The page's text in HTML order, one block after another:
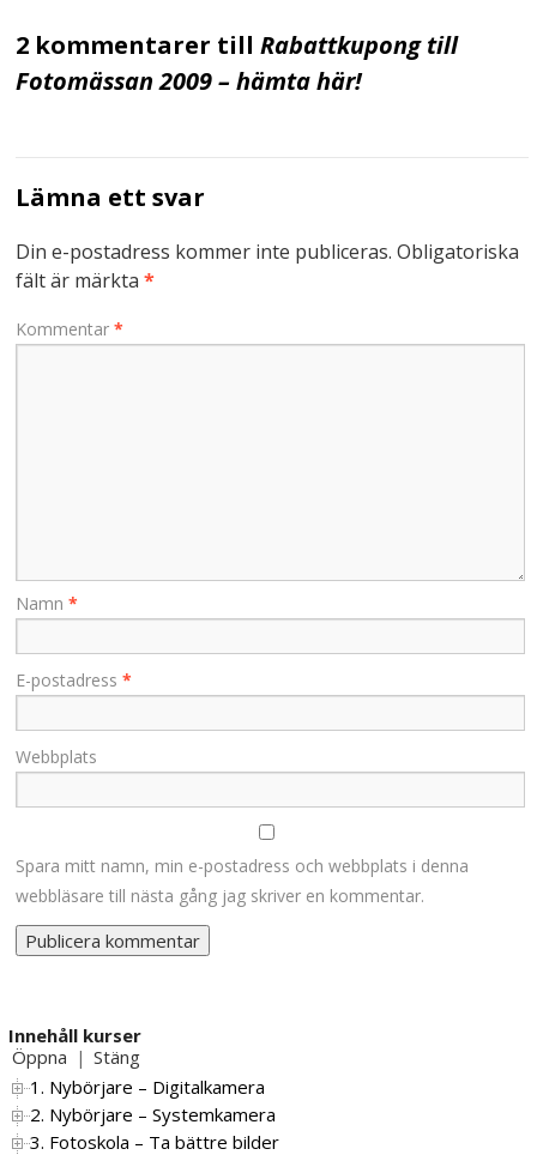
2 kommentarer till Rabattkupong till
Fotomässan 2009 – hämta här!
Lämna ett svar
Din e-postadress kommer inte publiceras. Obligatoriska
fält är märkta *
Kommentar *
Namn *
E-postadress *
Webbplats
Spara mitt namn, min e-postadress och webbplats i denna
webbläsare till nästa gång jag skriver en kommentar.
Innehåll kurser
Öppna | Stäng
1. Nybörjare – Digitalkamera
2. Nybörjare – Systemkamera
3. Fotoskola – Ta bättre bilder